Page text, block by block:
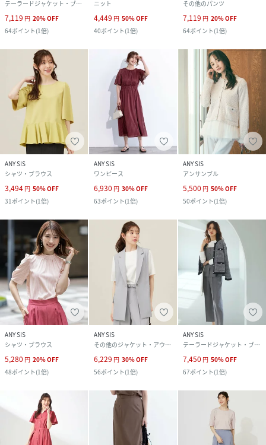
テーラードジャケット・ブレザー
7,119 円 20%OFF
64ポイント(1倍)
ニット
4,449 円 50%OFF
40ポイント(1倍)
その他のパンツ
7,119 円 20%OFF
64ポイント(1倍)
ANY SIS
シャツ・ブラウス
3,494 円 50%OFF
31ポイント(1倍)
ANY SIS
ワンピース
6,930 円 30%OFF
63ポイント(1倍)
ANY SIS
アンサンブル
5,500 円 50%OFF
50ポイント(1倍)
ANY SIS
シャツ・ブラウス
5,280 円 20%OFF
48ポイント(1倍)
ANY SIS
その他のジャケット・アウター
6,229 円 30%OFF
56ポイント(1倍)
ANY SIS
テーラードジャケット・ブレザー
7,450 円 50%OFF
67ポイント(1倍)